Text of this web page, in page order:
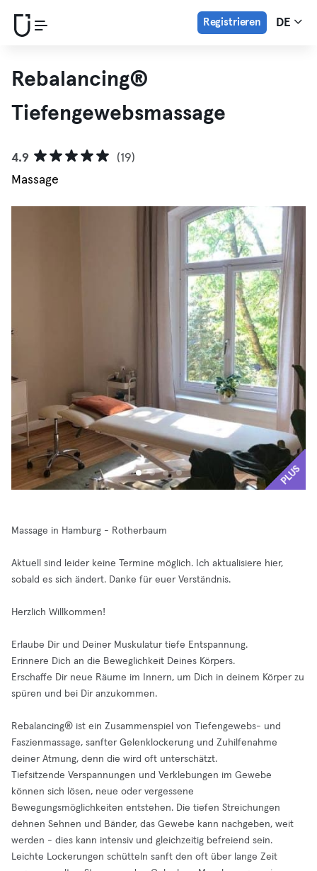
Registrieren DE
Rebalancing®
Tiefengewebsmassage
4.9
(19)
Massage
PLUS
Massage in Hamburg - Rotherbaum
Aktuell sind leider keine Termine möglich. Ich aktualisiere hier,
sobald es sich ändert. Danke für euer Verständnis.
Herzlich Willkommen!
Erlaube Dir und Deiner Muskulatur tiefe Entspannung.
Erinnere Dich an die Beweglichkeit Deines Körpers.
Erschaffe Dir neue Räume im Innern, um Dich in deinem Körper zu
spüren und bei Dir anzukommen.
Rebalancing® ist ein Zusammenspiel von Tiefengewebs- und
Faszienmassage, sanfter Gelenklockerung und Zuhilfenahme
deiner Atmung, denn die wird oft unterschätzt.
Tiefsitzende Verspannungen und Verklebungen im Gewebe
können sich lösen, neue oder vergessene
Bewegungsmöglichkeiten entstehen. Die tiefen Streichungen
dehnen Sehnen und Bänder, das Gewebe kann nachgeben, weit
werden - dies kann intensiv und gleichzeitig befreiend sein.
Leichte Lockerungen schütteln sanft den oft über lange Zeit